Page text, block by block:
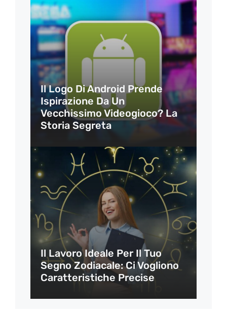
Il Logo Di Android Prende
Ispirazione Da Un
Vecchissimo Videogioco? La
Storia Segreta
Il Lavoro Ideale Per Il Tuo
Segno Zodiacale: Ci Vogliono
Caratteristiche Precise